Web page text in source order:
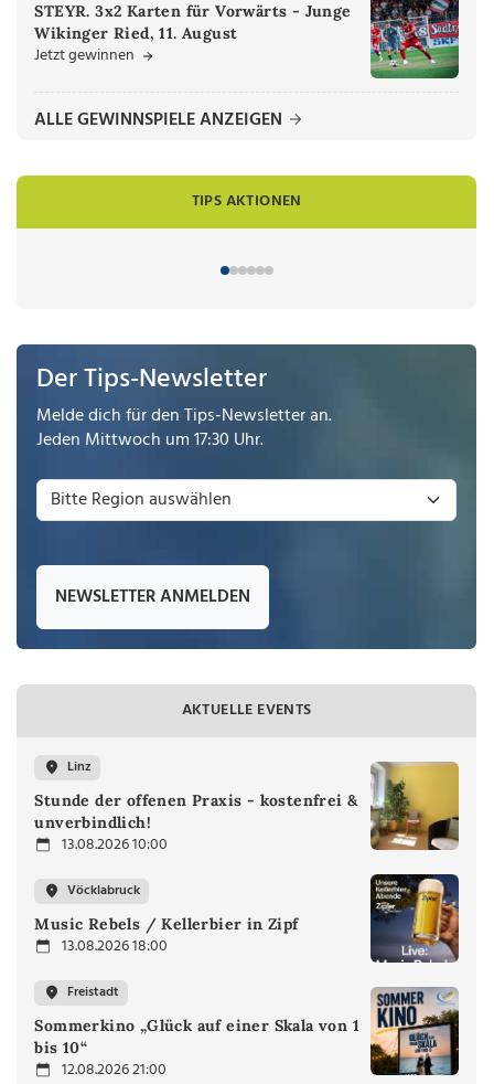
STEYR. 3x2 Karten für Vorwärts - Junge
Wikinger Ried, 11. August
Jetzt gewinnen
ALLE GEWINNSPIELE ANZEIGEN
TIPS AKTIONEN
Der Tips-Newsletter
Melde dich für den Tips-Newsletter an.
Jeden Mittwoch um 17:30 Uhr.
NEWSLETTER ANMELDEN
AKTUELLE EVENTS
Linz
Stunde der offenen Praxis - kostenfrei &
unverbindlich!
13.08.2026 10:00
Vöcklabruck
Music Rebels / Kellerbier in Zipf
13.08.2026 18:00
Freistadt
Sommerkino „Glück auf einer Skala von 1
bis 10“
12.08.2026 21:00